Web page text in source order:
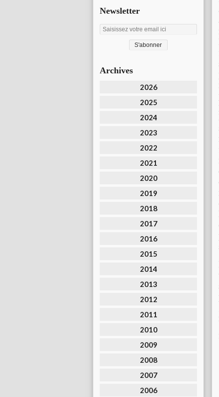
Newsletter
Archives
2026
2025
2024
2023
2022
2021
2020
2019
2018
2017
2016
2015
2014
2013
2012
2011
2010
2009
2008
2007
2006